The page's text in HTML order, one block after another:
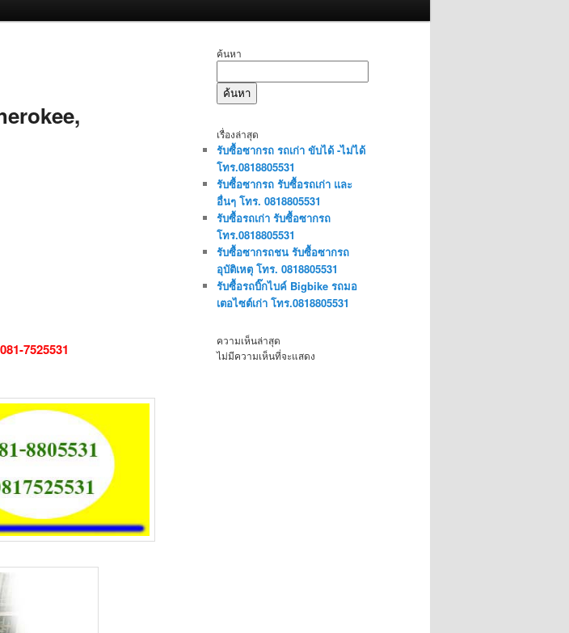
7525531
ค้นหา
ค้นหา
เรื่องล่าสุด
รับซื้อซากรถ รถเก่า ขับได้ -ไม่ได้
โทร.0818805531
รับซื้อซากรถ รับซื้อรถเก่า และ
อื่นๆ โทร. 0818805531
รับซื้อรถเก่า รับซื้อซากรถ
โทร.0818805531
รับซื้อซากรถชน รับซื้อซากรถ
อุบัติเหตุ โทร. 0818805531
รับซื้อรถบิ๊กไบค์ Bigbike รถมอ
เตอไซต์เก่า โทร.0818805531
ความเห็นล่าสุด
ไม่มีความเห็นที่จะแสดง